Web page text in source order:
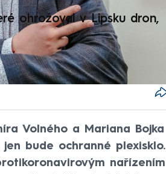
ohrožoval v Lipsku dron,
Volného a Mariana Bojka
bude ochranné plexisklo.
nařízením